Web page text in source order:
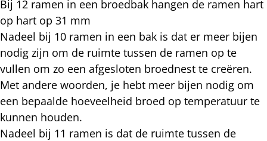
Bij 12 ramen in een broedbak hangen de ramen hart
op hart op 31 mm
Nadeel bij 10 ramen in een bak is dat er meer bijen
nodig zijn om de ruimte tussen de ramen op te
vullen om zo een afgesloten broednest te creëren.
Met andere woorden, je hebt meer bijen nodig om
een bepaalde hoeveelheid broed op temperatuur te
kunnen houden.
Nadeel bij 11 ramen is dat de ruimte tussen de